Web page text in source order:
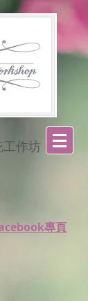
工作坊
專頁